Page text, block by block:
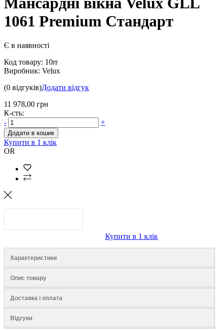
1061 Premium Стандарт
Є в наявності
Код товару: 10rr
Виробник: Velux
(0 відгуків)Додати відгук
11 978,00 грн
К-сть:
-
+
Додати в кошик
Купити в 1 клік
OR
Купити в 1 клік
Характеристики
Опис товару
Доставка і оплата
Відгуки